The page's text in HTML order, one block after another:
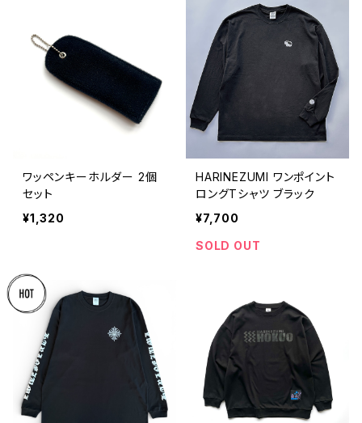
ワッペンキーホルダー 2個
セット
¥1,320
HARINEZUMI ワンポイント
ロングTシャツ ブラック
¥7,700
SOLD OUT